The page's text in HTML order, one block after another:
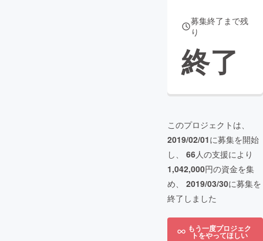
募集終了まで残
り
終了
このプロジェクトは、
2019/02/01に募集を開始
し、 66人の支援により
1,042,000円の資金を集
め、 2019/03/30に募集を
終了しました
もう一度プロジェク
トをやってほしい